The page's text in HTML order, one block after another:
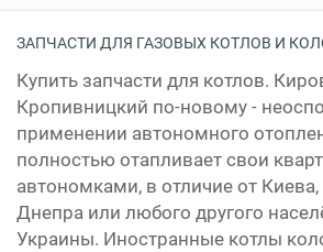
ЗАПЧАСТИ ДЛЯ ГАЗОВЫХ КОТЛОВ И
Купить запчасти для котлов.
Кропивницкий по-новому -
применении автономного
полностью отапливает свои
автономками, в отличие от
Днепра или любого другого
Украины. Иностранные котлы